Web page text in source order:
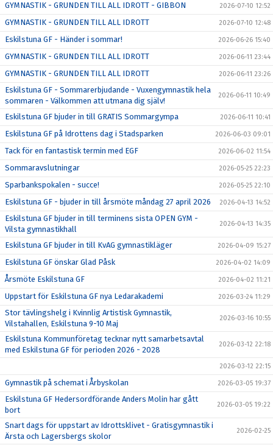
GYMNASTIK - GRUNDEN TILL ALL IDROTT - GIBBON 2026-07-10 12:52
GYMNASTIK - GRUNDEN TILL ALL IDROTT 2026-07-10 12:48
Eskilstuna GF - Händer i sommar! 2026-06-26 15:40
GYMNASTIK - GRUNDEN TILL ALL IDROTT 2026-06-11 23:44
GYMNASTIK - GRUNDEN TILL ALL IDROTT 2026-06-11 23:26
Eskilstuna GF - Sommarerbjudande - Vuxengymnastik hela
sommaren - Välkommen att utmana dig själv!
2026-06-11 10:49
Eskilstuna GF bjuder in till GRATIS Sommargympa 2026-06-11 10:41
Eskilstuna GF på Idrottens dag i Stadsparken 2026-06-03 09:01
Tack för en fantastisk termin med EGF 2026-06-02 11:54
Sommaravslutningar 2026-05-25 22:23
Sparbankspokalen - succe! 2026-05-25 22:10
Eskilstuna GF - bjuder in till årsmöte måndag 27 april 2026 2026-04-13 14:52
Eskilstuna GF bjuder in till terminens sista OPEN GYM -
Vilsta gymnastikhall
2026-04-13 14:35
Eskilstuna GF bjuder in till KvAG gymnastikläger 2026-04-09 15:27
Eskilstuna GF önskar Glad Påsk 2026-04-02 14:09
Årsmöte Eskilstuna GF 2026-04-02 11:21
Uppstart för Eskilstuna GF nya Ledarakademi 2026-03-24 11:29
Stor tävlingshelg i Kvinnlig Artistisk Gymnastik,
Vilstahallen, Eskilstuna 9-10 Maj
2026-03-16 10:55
Eskilstuna Kommunföretag tecknar nytt samarbetsavtal
med Eskilstuna GF för perioden 2026 - 2028
2026-03-12 22:18
2026-03-12 22:15
Gymnastik på schemat i Årbyskolan 2026-03-05 19:37
Eskilstuna GF Hedersordförande Anders Molin har gått
bort
2026-03-05 19:22
Snart dags för uppstart av Idrottsklivet - Gratisgymnastik i
Ärsta och Lagersbergs skolor
2026-02-25